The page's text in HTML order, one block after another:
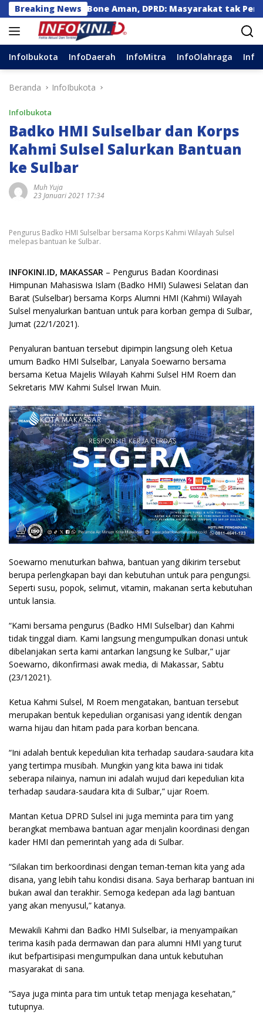
Langsung
ke
konten
Breaking News
Kg di Bone Aman, DPRD: Masyarakat tak Perlu Khawatir
InfoIbukota InfoDaerah InfoMitra InfoOlahraga
Beranda InfoIbukota
InfoIbukota
Badko HMI Sulselbar dan Korps
Kahmi Sulsel Salurkan Bantuan
ke Sulbar
Muh Yuja
23 Januari 2021 17:34
Pengurus Badko HMI Sulselbar bersama Korps Kahmi Wilayah Sulsel
melepas bantuan ke Sulbar.
INFOKINI.ID, MAKASSAR – Pengurus Badan Koordinasi
Himpunan Mahasiswa Islam (Badko HMI) Sulawesi Selatan dan
Barat (Sulselbar) bersama Korps Alumni HMI (Kahmi) Wilayah
Sulsel menyalurkan bantuan untuk para korban gempa di Sulbar,
Jumat (22/1/2021).
Penyaluran bantuan tersebut dipimpin langsung oleh Ketua
umum Badko HMI Sulselbar, Lanyala Soewarno bersama
bersama Ketua Majelis Wilayah Kahmi Sulsel HM Roem dan
Sekretaris MW Kahmi Sulsel Irwan Muin.
Soewarno menuturkan bahwa, bantuan yang dikirim tersebut
berupa perlengkapan bayi dan kebutuhan untuk para pengungsi.
Seperti susu, popok, selimut, vitamin, makanan serta kebutuhan
untuk lansia.
“Kami bersama pengurus (Badko HMI Sulselbar) dan Kahmi
tidak tinggal diam. Kami langsung mengumpulkan donasi untuk
dibelanjakan serta kami antarkan langsung ke Sulbar,” ujar
Soewarno, dikonfirmasi awak media, di Makassar, Sabtu
(23/12021).
Ketua Kahmi Sulsel, M Roem mengatakan, bantuan tersebut
merupakan bentuk kepedulian organisasi yang identik dengan
warna hijau dan hitam pada para korban bencana.
“Ini adalah bentuk kepedulian kita terhadap saudara-saudara kita
yang tertimpa musibah. Mungkin yang kita bawa ini tidak
seberapa nilainya, namun ini adalah wujud dari kepedulian kita
terhadap saudara-saudara kita di Sulbar,” ujar Roem.
Mantan Ketua DPRD Sulsel ini juga meminta para tim yang
berangkat membawa bantuan agar menjalin koordinasi dengan
kader HMI dan pemerintah yang ada di Sulbar.
“Silakan tim berkoordinasi dengan teman-teman kita yang ada
disana, yang lebih tahu kondisi disana. Saya berharap bantuan ini
bukan awal dan terakhir. Semoga kedepan ada lagi bantuan
yang akan menyusul,” katanya.
Mewakili Kahmi dan Badko HMI Sulselbar, ia menyampaikan
terima kasih pada dermawan dan para alumni HMI yang turut
ikut befpartisipasi mengumpulkan dana untuk kebutuhan
masyarakat di sana.
“Saya juga minta para tim untuk tetap menjaga kesehatan,”
tutupnya.